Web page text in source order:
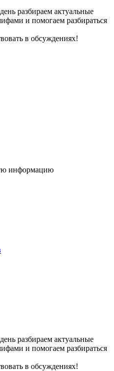
разбираем актуальные
и помогаем разбираться
в обсуждениях!
информацию
разбираем актуальные
и помогаем разбираться
в обсуждениях!